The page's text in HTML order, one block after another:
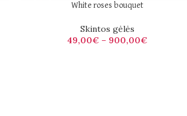
White roses bouquet
Skintos gėlės
49,00€ – 900,00€